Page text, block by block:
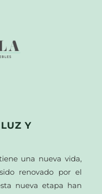
Y
una nueva vida,
renovado por el
nueva etapa han